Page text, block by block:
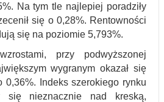
Na tym tle najlepiej poradziły
się o 0,28%. Rentowności
się na poziomie 5,793%.
przy podwyższonej
wygranym okazał się
0,36%. Indeks szerokiego rynku
się nieznacznie nad kreską,